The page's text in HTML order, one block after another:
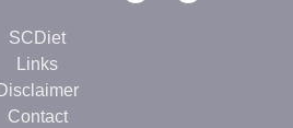
SCDiet
Links
Disclaimer
Contact